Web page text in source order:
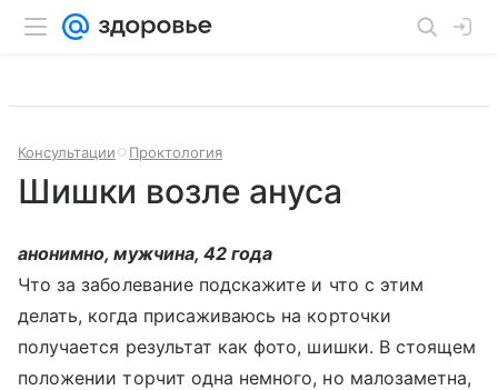
Консультации Проктология
Шишки возле ануса
анонимно, мужчина, 42 года
Что за заболевание подскажите и что с этим
делать, когда присаживаюсь на корточки
получается результат как фото, шишки. В стоящем
положении торчит одна немного, но малозаметна,